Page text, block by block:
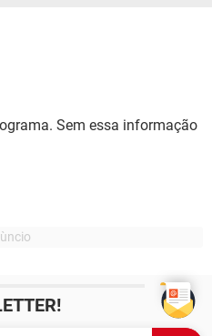
Sem essa informação